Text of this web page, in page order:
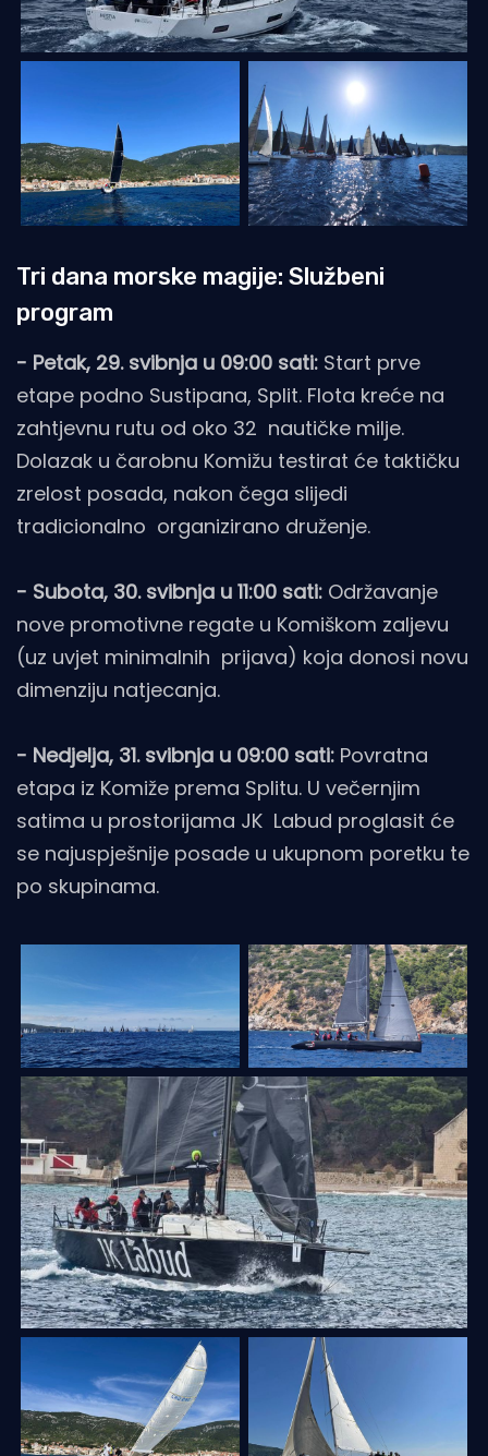
Tri dana morske magije: Službeni
program
- Petak, 29. svibnja u 09:00 sati: Start prve
etape podno Sustipana, Split. Flota kreće na
zahtjevnu rutu od oko 32 nautičke milje.
Dolazak u čarobnu Komižu testirat će taktičku
zrelost posada, nakon čega slijedi
tradicionalno organizirano druženje.
- Subota, 30. svibnja u 11:00 sati: Održavanje
nove promotivne regate u Komiškom zaljevu
(uz uvjet minimalnih prijava) koja donosi novu
dimenziju natjecanja.
- Nedjelja, 31. svibnja u 09:00 sati: Povratna
etapa iz Komiže prema Splitu. U večernjim
satima u prostorijama JK Labud proglasit će
se najuspješnije posade u ukupnom poretku te
po skupinama.